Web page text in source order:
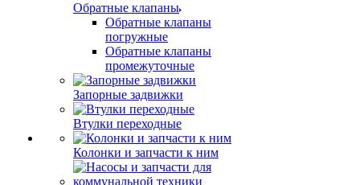
Обратные клапаны
Обратные клапаны
погружные
Обратные клапаны
промежуточные
Запорные задвижки
Втулки переходные
Колонки и запчасти к ним